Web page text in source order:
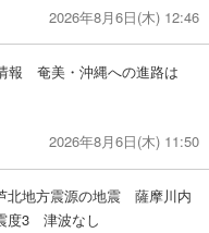
2026年8月6日(木) 12:46
報 奄美・沖縄への進路は
2026年8月6日(木) 11:50
北地方震源の地震 薩摩川内
度3 津波なし